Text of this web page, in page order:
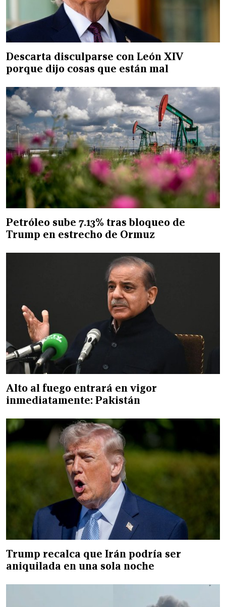
Descarta disculparse con León XIV
porque dijo cosas que están mal
Petróleo sube 7.13% tras bloqueo de
Trump en estrecho de Ormuz
Alto al fuego entrará en vigor
inmediatamente: Pakistán
Trump recalca que Irán podría ser
aniquilada en una sola noche